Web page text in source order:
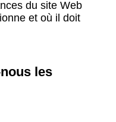
du site Web
et où il doit
les